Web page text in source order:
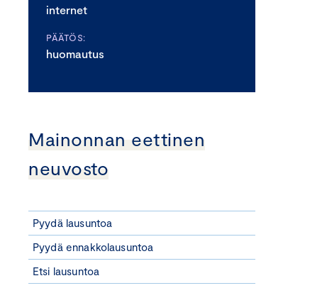
internet
PÄÄTÖS:
huomautus
Mainonnan eettinen
neuvosto
Pyydä lausuntoa
Pyydä ennakkolausuntoa
Etsi lausuntoa